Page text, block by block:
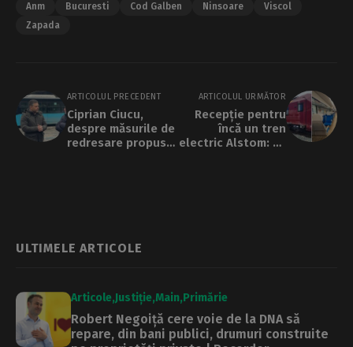
Anm Bucuresti Cod Galben Ninsoare
Viscol
Zapada
ARTICOLUL PRECEDENT
Ciprian Ciucu,
despre măsurile de
redresare propuse
ARTICOLUL URMĂTOR
Recepție pentru
încă un tren
electric Alstom: va
ULTIMELE ARTICOLE
Articole Justiție Main Primărie
Robert Negoiță cere voie de la DNA să
repare, din bani publici, drumuri construite